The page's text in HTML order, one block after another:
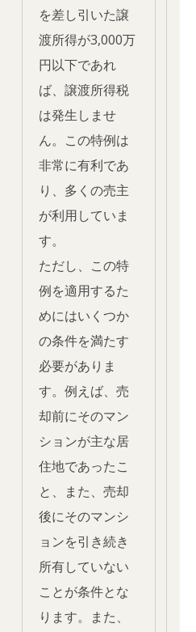
を差し引いた譲
渡所得が3,000万
円以下であれ
ば、譲渡所得税
は発生しませ
ん。この特例は
非常に有利であ
り、多くの売主
が利用していま
す。
ただし、この特
例を適用するた
めにはいくつか
の条件を満たす
必要がありま
す。例えば、売
却前にそのマン
ションが主な居
住地であったこ
と、また、売却
後にそのマンシ
ョンを引き続き
所有していない
ことが条件とな
ります。また、